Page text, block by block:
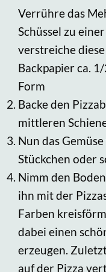
Verrühre das
Schüssel zu
verstreiche
Backpapier ca.
Form
Backe den
mittleren
Nun das
Stückchen oder
Nimm den
ihn mit der
Farben
dabei einen
erzeugen.
auf der Pizza